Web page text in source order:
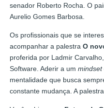
senador Roberto Rocha. O
Aurelio Gomes Barbosa.
Os profissionais que se
acompanhar a palestra O
proferida por Ladmir
Software. Aderir a um mindset
mentalidade que busca
constante mudança. A